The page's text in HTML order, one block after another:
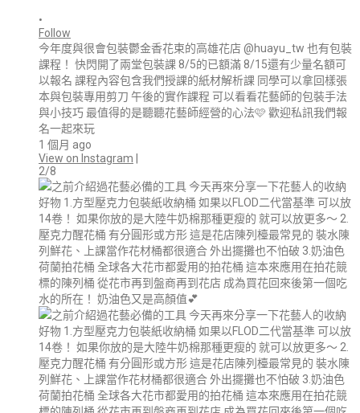
•
Follow
今年度與很會包裝鬱金香花束的高雄花店 @huayu_tw 也有包裝
課程！ 快閃開了兩堂包裝課 8/5的已額滿 8/15還有少量名額可
以報名 課程內容包含我們授課的紙材解析課 同學可以拿回樣張
本與包裝專用剪刀 午後的實作課程 可以看看花藝師的包裝手法
與小技巧 最值得的是聽聽花藝師經營的心法🩷 歡迎私訊我們報
名一起來玩
1 個月 ago
View on Instagram
2/8